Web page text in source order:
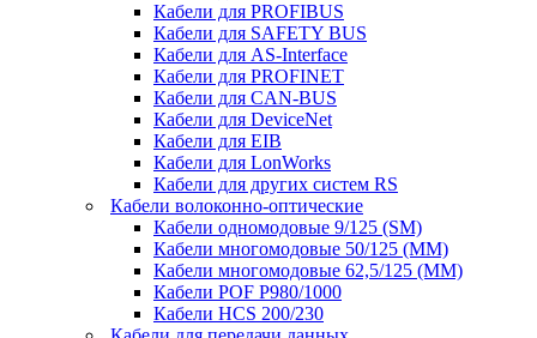
Кабели для PROFIBUS
Кабели для SAFETY BUS
Кабели для AS-Interface
Кабели для PROFINET
Кабели для CAN-BUS
Кабели для DeviceNet
Кабели для EIB
Кабели для LonWorks
Кабели для других систем RS
Кабели волоконно-оптические
Кабели одномодовые 9/125 (SM)
Кабели многомодовые 50/125 (ММ)
Кабели многомодовые 62,5/125 (ММ)
Кабели POF P980/1000
Кабели HCS 200/230